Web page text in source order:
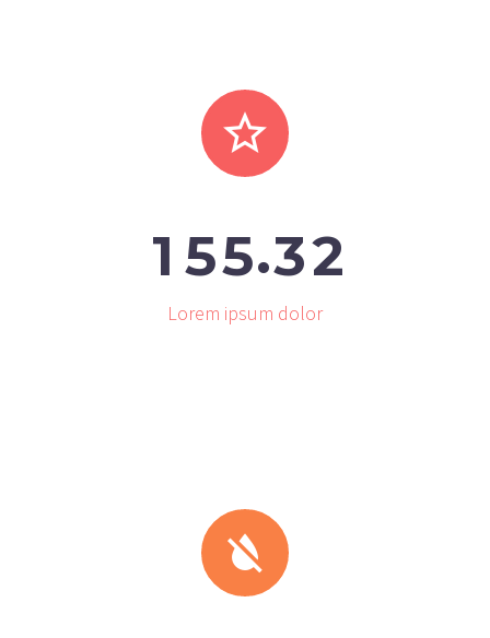


1 55.32
Lorem ipsum dolor

